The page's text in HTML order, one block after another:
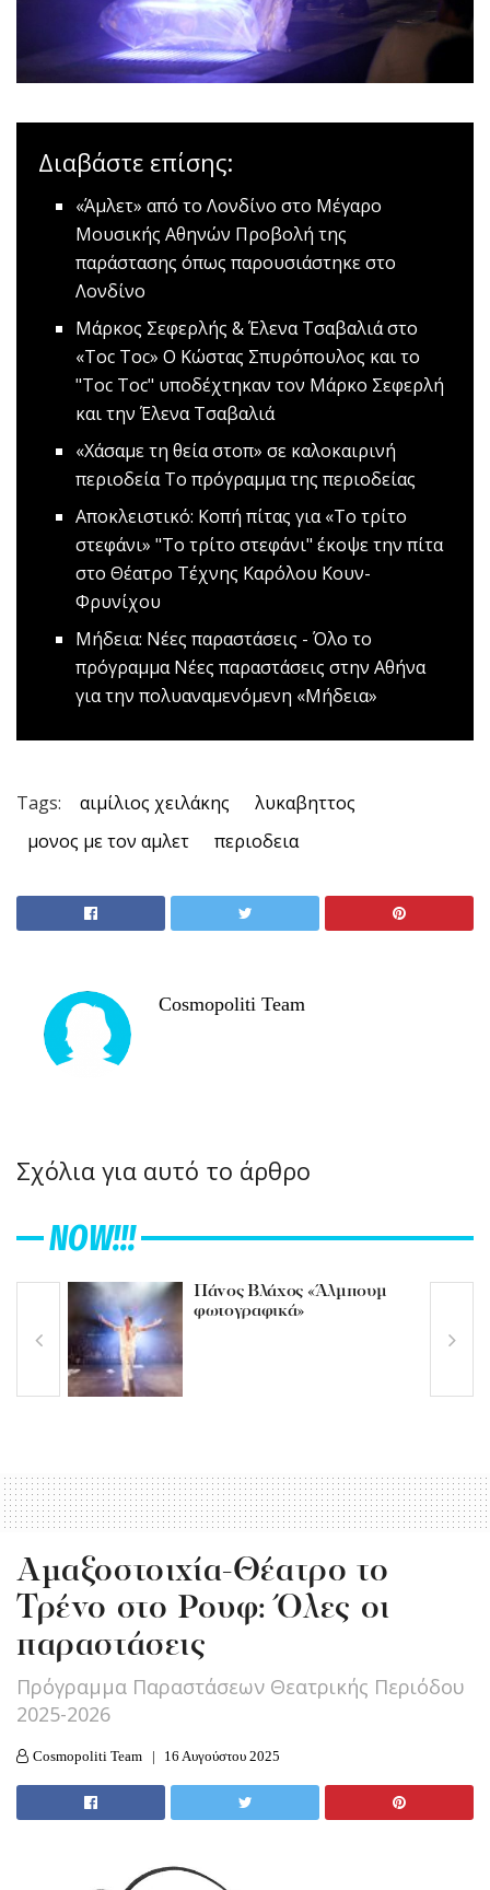
Διαβάστε επίσης:
«Άμλετ» από το Λονδίνο στο Μέγαρο
Μουσικής Αθηνών Προβολή της
παράστασης όπως παρουσιάστηκε στο
Λονδίνο
Μάρκος Σεφερλής & Έλενα Τσαβαλιά στο
«Τοc Toc» Ο Κώστας Σπυρόπουλος και το
"Τοc Toc" υποδέχτηκαν τον Μάρκο Σεφερλή
και την Έλενα Τσαβαλιά
«Χάσαμε τη θεία στοπ» σε καλοκαιρινή
περιοδείαΤο πρόγραμμα της περιοδείας
Αποκλειστικό: Κοπή πίτας για «Το τρίτο
στεφάνι» "To τρίτο στεφάνι" έκοψε την πίτα
στο Θέατρο Τέχνης Καρόλου Κουν-
Φρυνίχου
Μήδεια: Νέες παραστάσεις - Όλο το
πρόγραμμαΝέες παραστάσεις στην Αθήνα
για την πολυαναμενόμενη «Μήδεια»
Tags: αιμίλιος χειλάκης
λυκαβηττος
μονος με τον αμλετ
περιοδεια
Cosmopoliti Team
Σχόλια για αυτό το άρθρο
NOW!!!
Πάνος Βλάχος «Άλμπουμ
φωτογραφικά»
Αμαξοστοιχία-Θέατρο το
Τρένο στο Ρουφ: Όλες οι
παραστάσεις
Πρόγραμμα Παραστάσεων Θεατρικής Περιόδου
2025-2026
Cosmopoliti Team 16 Αυγούστου 2025